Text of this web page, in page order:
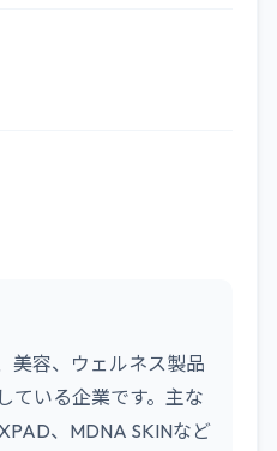
美容、ウェルネス製品
ている企業です。主な
、MDNA SKINなど